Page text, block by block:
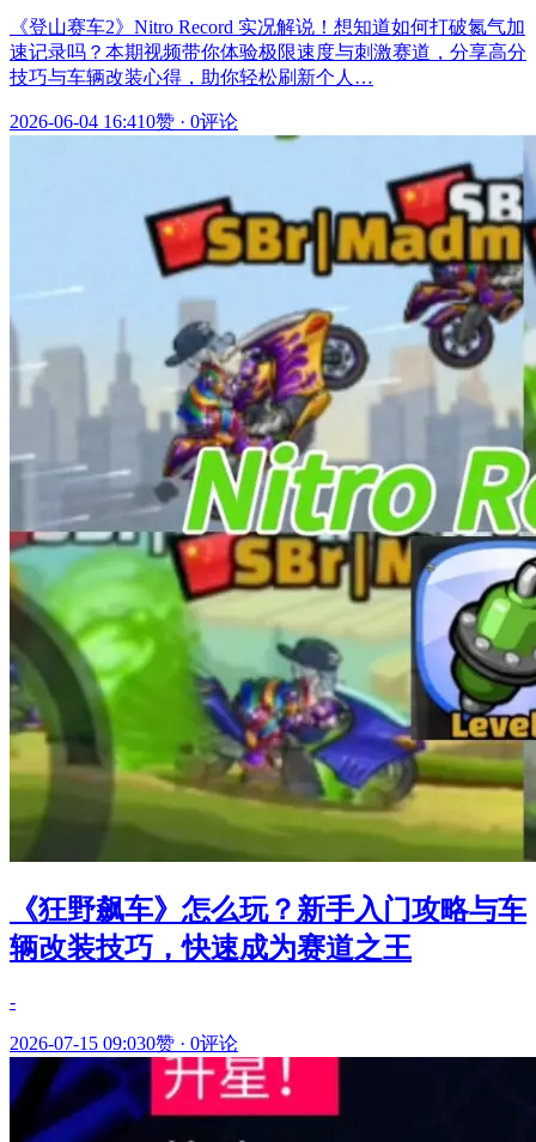
《登山赛车2》Nitro Record 实况解说！想知道如何打破氮气加
速记录吗？本期视频带你体验极限速度与刺激赛道，分享高分
技巧与车辆改装心得，助你轻松刷新个人…
2026-06-04 16:410赞 · 0评论
《狂野飙车》怎么玩？新手入门攻略与车
辆改装技巧，快速成为赛道之王
-
2026-07-15 09:030赞 · 0评论